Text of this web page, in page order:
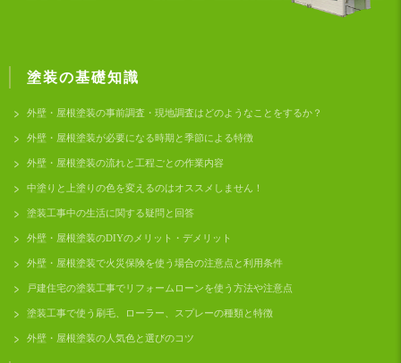
塗装の基礎知識
外壁・屋根塗装の事前調査・現地調査はどのようなことをするか？
外壁・屋根塗装が必要になる時期と季節による特徴
外壁・屋根塗装の流れと工程ごとの作業内容
中塗りと上塗りの色を変えるのはオススメしません！
塗装工事中の生活に関する疑問と回答
外壁・屋根塗装のDIYのメリット・デメリット
外壁・屋根塗装で火災保険を使う場合の注意点と利用条件
戸建住宅の塗装工事でリフォームローンを使う方法や注意点
塗装工事で使う刷毛、ローラー、スプレーの種類と特徴
外壁・屋根塗装の人気色と選びのコツ